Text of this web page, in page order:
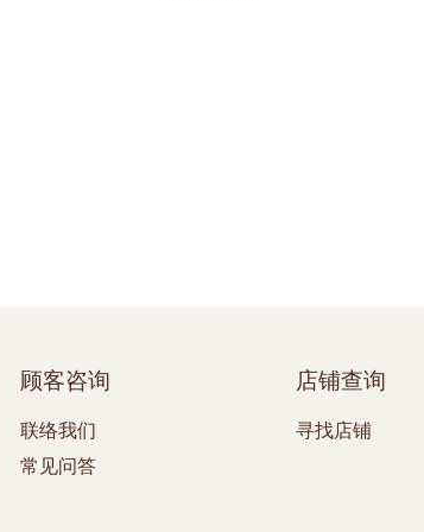
顾客咨询
联络我们
常见问答
店铺查询
寻找店铺